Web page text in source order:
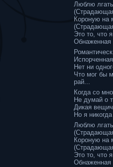
Люблю
Короную на
Это то, что
Обнаженная
Нет ни
Что мог бы
рай...
Когда со
Не думай о
Дикая
Но я
Люблю
Короную на
Это то, что
Обнаженная